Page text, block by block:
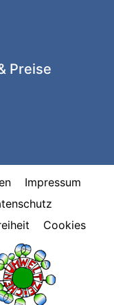
Preise
Impressum
Cookies